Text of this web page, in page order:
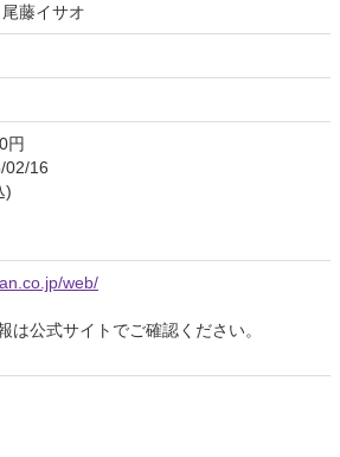
藤イサオ
円
02/16
)
web/
は公式サイトでご確認ください。